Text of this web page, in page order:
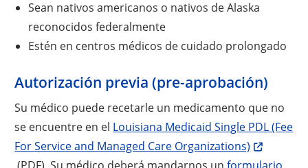
Sean nativos americanos o nativos de Alaska
reconocidos federalmente
Estén en centros médicos de cuidado prolongado
Autorización previa (pre-aprobación)
Su médico puede recetarle un medicamento que no
se encuentre en el Louisiana Medicaid Single PDL (Fee
For Service and Managed Care Organizations)
(PDF). Su médico deberá mandarnos unformulario